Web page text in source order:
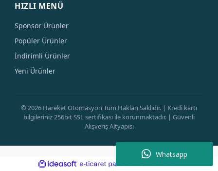
Whatsapp
HIZLI MENÜ
Sponsor Ürünler
Popüler Ürünler
İndirimli Ürünler
Yeni Ürünler
© 2026 Hareket Otomasyon Tüm Hakları Saklıdır. | Kredi kartı
bilgileriniz 256bit SSL sertifikası ile korunmaktadır. | Güvenli
Alışveriş Altyapısı
ideasoft